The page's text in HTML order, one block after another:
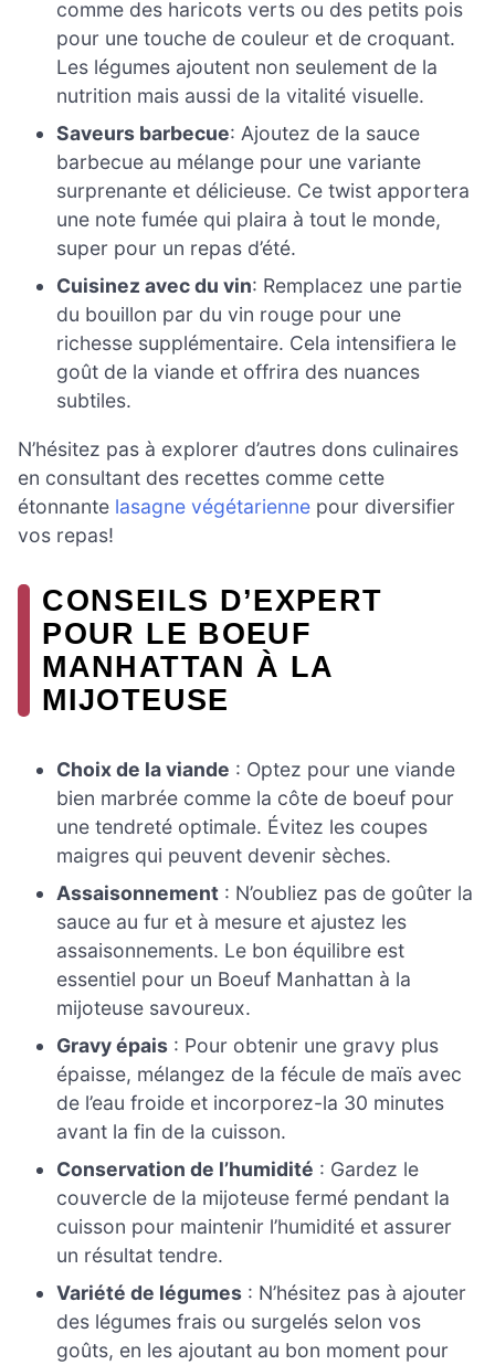
comme des haricots verts ou des petits pois
pour une touche de couleur et de croquant.
Les légumes ajoutent non seulement de la
nutrition mais aussi de la vitalité visuelle.
Saveurs barbecue: Ajoutez de la sauce
barbecue au mélange pour une variante
surprenante et délicieuse. Ce twist apportera
une note fumée qui plaira à tout le monde,
super pour un repas d’été.
Cuisinez avec du vin: Remplacez une partie
du bouillon par du vin rouge pour une
richesse supplémentaire. Cela intensifiera le
goût de la viande et offrira des nuances
subtiles.
N’hésitez pas à explorer d’autres dons culinaires
en consultant des recettes comme cette
étonnante lasagne végétarienne pour diversifier
vos repas!
CONSEILS D’EXPERT
POUR LE BOEUF
MANHATTAN À LA
MIJOTEUSE
Choix de la viande : Optez pour une viande
bien marbrée comme la côte de boeuf pour
une tendreté optimale. Évitez les coupes
maigres qui peuvent devenir sèches.
Assaisonnement : N’oubliez pas de goûter la
sauce au fur et à mesure et ajustez les
assaisonnements. Le bon équilibre est
essentiel pour un Boeuf Manhattan à la
mijoteuse savoureux.
Gravy épais : Pour obtenir une gravy plus
épaisse, mélangez de la fécule de maïs avec
de l’eau froide et incorporez-la 30 minutes
avant la fin de la cuisson.
Conservation de l’humidité : Gardez le
couvercle de la mijoteuse fermé pendant la
cuisson pour maintenir l’humidité et assurer
un résultat tendre.
Variété de légumes : N’hésitez pas à ajouter
des légumes frais ou surgelés selon vos
goûts, en les ajoutant au bon moment pour